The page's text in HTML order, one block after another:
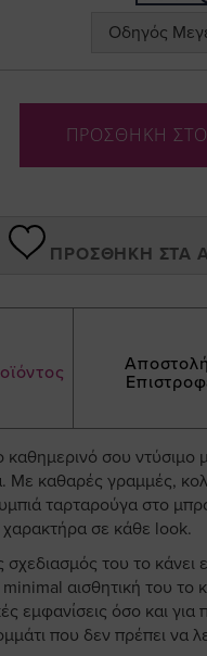
Οδηγός
ΠΡΟΣΘΗΚΗ
ΠΡΟΣΘΉΚΗ ΣΤΑ
καθημερινό σου ντύσιμο
καθαρές γραμμές,
ταρταρούγα στο
σε κάθε look.
του το κάνει
αισθητική του το
εμφανίσεις όσο και
που δεν πρέπει να